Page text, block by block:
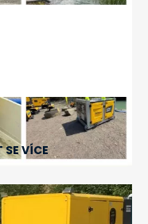
SE VÍCE